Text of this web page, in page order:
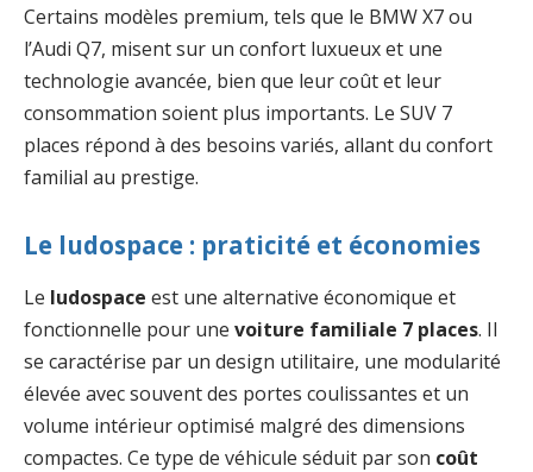
Certains modèles premium, tels que le BMW X7 ou
l’Audi Q7, misent sur un confort luxueux et une
technologie avancée, bien que leur coût et leur
consommation soient plus importants. Le SUV 7
places répond à des besoins variés, allant du confort
familial au prestige.
Le ludospace : praticité et économies
Le ludospace est une alternative économique et
fonctionnelle pour une voiture familiale 7 places. Il
se caractérise par un design utilitaire, une modularité
élevée avec souvent des portes coulissantes et un
volume intérieur optimisé malgré des dimensions
compactes. Ce type de véhicule séduit par son coût